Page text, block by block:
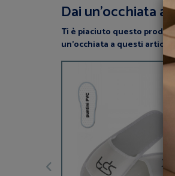
Dai un’occhiata
Ti è piaciuto questo
un’occhiata a questi